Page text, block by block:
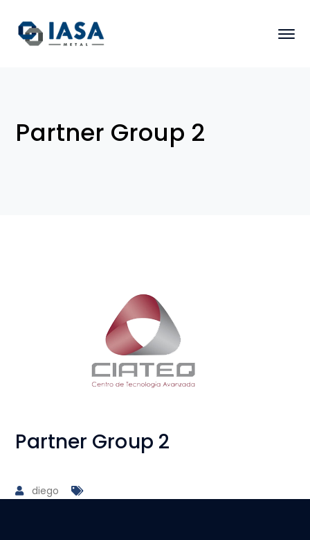
Partner Group 2
Partner Group 2
diego